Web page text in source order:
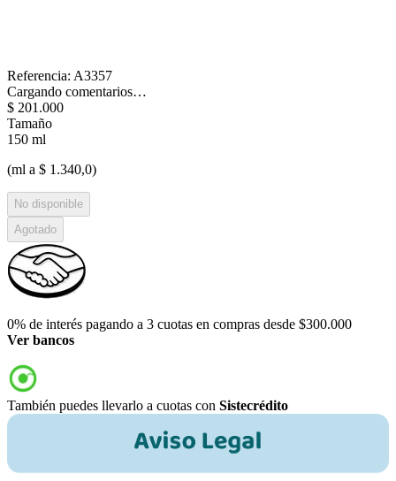
Referencia: A3357
Cargando comentarios…
$ 201 .000
Tamaño
150 ml
(ml a $ 1.340,0)
No disponible
Agotado
0% de interés pagando a 3 cuotas en compras desde $300.000
Ver bancos
También puedes llevarlo a cuotas con Sistecrédito